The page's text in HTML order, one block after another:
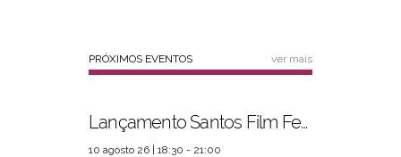
PRÓXIMOS EVENTOS ver mais
Lançamento Santos Film Fest
10 agosto 26 | 18:30 - 21:00